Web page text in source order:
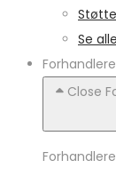
Se alle
Close
Forhandlere